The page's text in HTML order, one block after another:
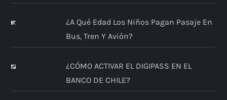
¿A Qué Edad Los Niños Pagan Pasaje En
Bus, Tren Y Avión?
¿CÓMO ACTIVAR EL DIGIPASS EN EL
BANCO DE CHILE?